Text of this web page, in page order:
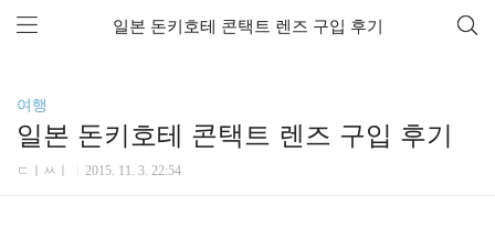
일본 돈키호테 콘택트 렌즈 구입 후기
여행
일본 돈키호테 콘택트 렌즈 구입 후기
ㄷㅣㅆㅣ 2015. 11. 3. 22:54